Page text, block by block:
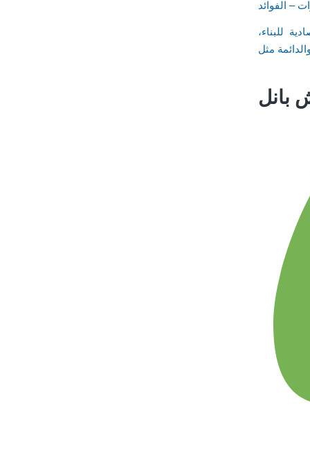
للبناء،
بانل